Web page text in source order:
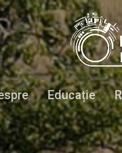
Educație